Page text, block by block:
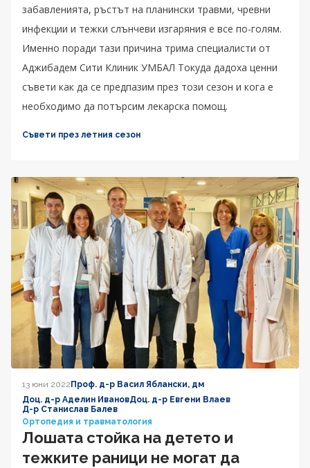
забавленията, ръстът на планински травми, чревни
инфекции и тежки слънчеви изгаряния е все по-голям.
Именно поради тази причина трима специалисти от
Аджибадем Сити Клиник УМБАЛ Токуда дадоха ценни
съвети как да се предпазим през този сезон и кога е
необходимо да потърсим лекарска помощ.
Съвети през летния сезон
13 юни 2022 Проф. д-р Васил Яблански, дм
Доц. д-р Аделин ИвановДоц. д-р Евгени Влаев
Д-р Станислав Балев
Ортопедия и травматология
Лошата стойка на детето и
тежките раници не могат да